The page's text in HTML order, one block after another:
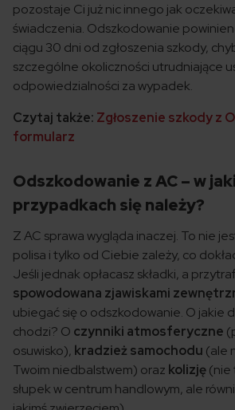
pozostaje Ci już nic innego jak
świadczenia. Odszkodowanie
ciągu 30 dni od zgłoszenia szkody,
szczególne okoliczności utrudniające
odpowiedzialności za wypadek.
Czytaj także: Zgłoszenie szkody z
formularz
Odszkodowanie z AC – w
przypadkach się należy?
Z AC sprawa wygląda inaczej. To nie
polisa i tylko od Ciebie zależy, co
Jeśli jednak opłacasz składki, a
spowodowana zjawiskami
ubiegać się o odszkodowanie. O jakie
chodzi? O czynniki atmosferyczne
osuwisko), kradzież samochodu (ale
Twoim niedbalstwem) oraz kolizję(nie
słupek w centrum handlowym, ale